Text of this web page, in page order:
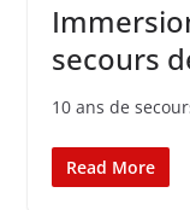
secours
10 ans de
Read More